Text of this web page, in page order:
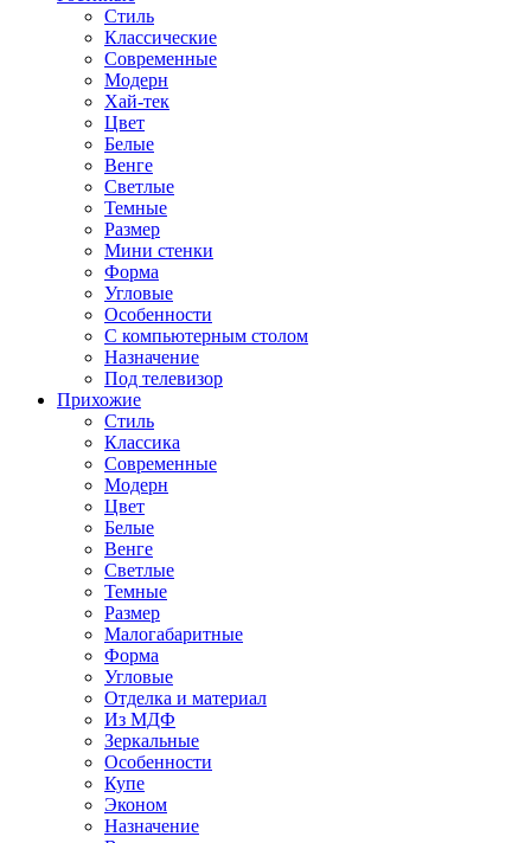
Стиль
Классические
Современные
Модерн
Хай-тек
Цвет
Белые
Венге
Светлые
Темные
Размер
Мини стенки
Форма
Угловые
Особенности
С компьютерным столом
Назначение
Под телевизор
Прихожие
Стиль
Классика
Современные
Модерн
Цвет
Белые
Венге
Светлые
Темные
Размер
Малогабаритные
Форма
Угловые
Отделка и материал
Из МДФ
Зеркальные
Особенности
Купе
Эконом
Назначение